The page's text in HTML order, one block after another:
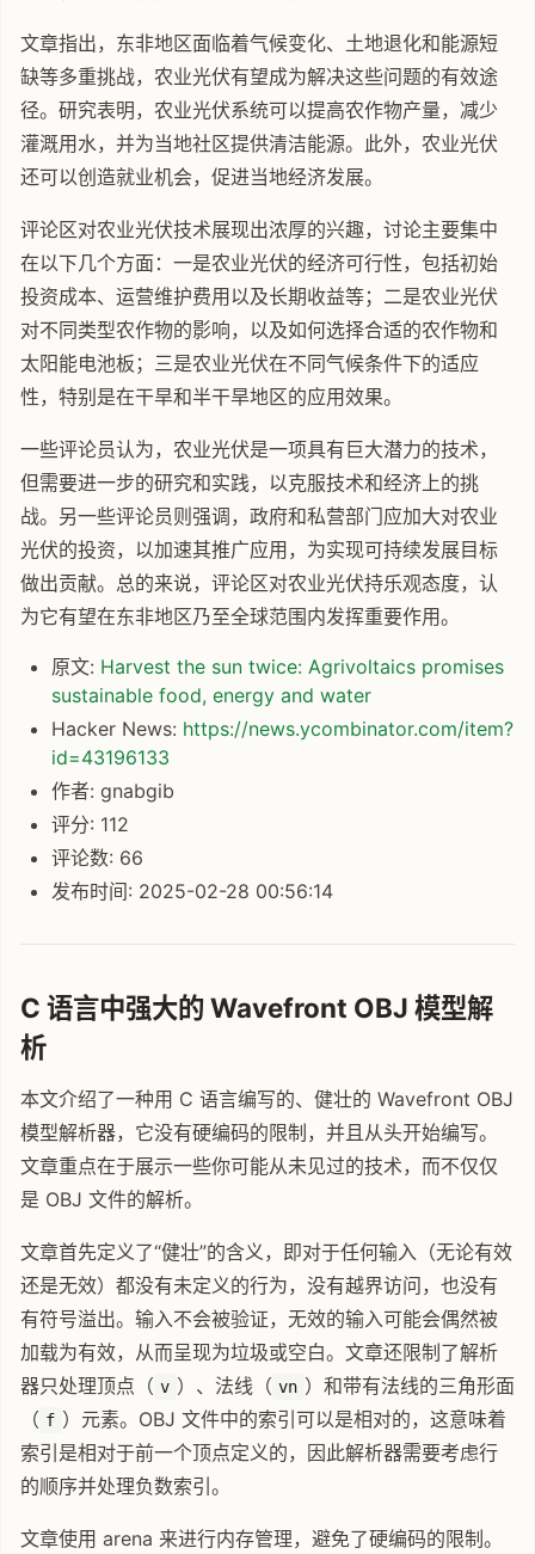
文章指出，东非地区面临着气候变化、土地退化和能源短
缺等多重挑战，农业光伏有望成为解决这些问题的有效途
径。研究表明，农业光伏系统可以提高农作物产量，减少
灌溉用水，并为当地社区提供清洁能源。此外，农业光伏
还可以创造就业机会，促进当地经济发展。
评论区对农业光伏技术展现出浓厚的兴趣，讨论主要集中
在以下几个方面：一是农业光伏的经济可行性，包括初始
投资成本、运营维护费用以及长期收益等；二是农业光伏
对不同类型农作物的影响，以及如何选择合适的农作物和
太阳能电池板；三是农业光伏在不同气候条件下的适应
性，特别是在干旱和半干旱地区的应用效果。
一些评论员认为，农业光伏是一项具有巨大潜力的技术，
但需要进一步的研究和实践，以克服技术和经济上的挑
战。另一些评论员则强调，政府和私营部门应加大对农业
光伏的投资，以加速其推广应用，为实现可持续发展目标
做出贡献。总的来说，评论区对农业光伏持乐观态度，认
为它有望在东非地区乃至全球范围内发挥重要作用。
原文: Harvest the sun twice: Agrivoltaics promises
sustainable food, energy and water
Hacker News: https://news.ycombinator.com/item?
id=43196133
作者: gnabgib
评分: 112
评论数: 66
发布时间: 2025-02-28 00:56:14
C 语言中强大的 Wavefront OBJ 模型解
析
本文介绍了一种用 C 语言编写的、健壮的 Wavefront OBJ
模型解析器，它没有硬编码的限制，并且从头开始编写。
文章重点在于展示一些你可能从未见过的技术，而不仅仅
是 OBJ 文件的解析。
文章首先定义了“健壮”的含义，即对于任何输入（无论有效
还是无效）都没有未定义的行为，没有越界访问，也没有
有符号溢出。输入不会被验证，无效的输入可能会偶然被
加载为有效，从而呈现为垃圾或空白。文章还限制了解析
器只处理顶点（ v ）、法线（ vn ）和带有法线的三角形面
（ f ）元素。OBJ 文件中的索引可以是相对的，这意味着
索引是相对于前一个顶点定义的，因此解析器需要考虑行
的顺序并处理负数索引。
文章使用 arena 来进行内存管理，避免了硬编码的限制。